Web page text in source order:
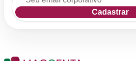
Cadastrar